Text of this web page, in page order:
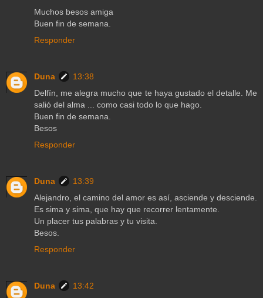
Muchos besos amiga
Buen fin de semana.
Responder
Duna
13:38
Delfín, me alegra mucho que te haya gustado el detalle. Me
salió del alma ... como casi todo lo que hago.
Buen fin de semana.
Besos
Responder
Duna
13:39
Alejandro, el camino del amor es así, asciende y desciende.
Es sima y sima, que hay que recorrer lentamente.
Un placer tus palabras y tu visita.
Besos.
Responder
Duna
13:42